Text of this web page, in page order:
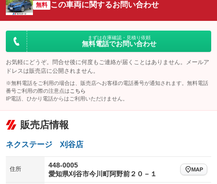
サイドカメラ
：装備あり ルーフレール
：装備なし
エアサスペンション ヘッドライトウォッシャー
無料 この車両に関するお問い合わせ
まずは在庫確認・見積り依頼
無料電話でお問い合わせ
お気軽にどうぞ。問合せ後に何度もご連絡が届くことはありません。メールア
ドレスは販売店に公開されません。
※無料電話をご利用の場合は、販売店へお客様の電話番号が通知されます。無料電話
番号ご利用の際の注意点は こちら
IP電話、ひかり電話からはご利用いただけません。
販売店情報
ネクステージ 刈谷店
住所
448-0005
愛知県刈谷市今川町阿野前２０－１
MAP